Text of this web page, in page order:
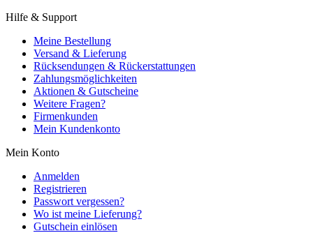
Hilfe & Support
Meine Bestellung
Versand & Lieferung
Rücksendungen & Rückerstattungen
Zahlungsmöglichkeiten
Aktionen & Gutscheine
Weitere Fragen?
Firmenkunden
Mein Kundenkonto
Mein Konto
Anmelden
Registrieren
Passwort vergessen?
Wo ist meine Lieferung?
Gutschein einlösen